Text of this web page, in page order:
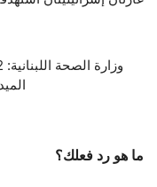
ما هو رد فعلك؟